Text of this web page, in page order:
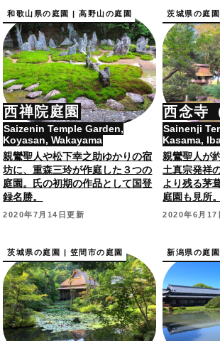
和歌山県の庭園 | 高野山の庭園
西禅院庭園
Saizenin Temple Garden,
Koyasan, Wakayama
親鸞聖人や松下幸之助ゆかりの宿
坊に、重森三玲が作庭した３つの
庭園。氏の初期の作品として国登
録名勝。
2020年7月14日更新
茨城県の庭
西念寺
Sainenji
Kasama,
親鸞聖人が
土真宗発祥
より残る茅
庭園も見所。
2020年6月17
茨城県の庭園 | 笠間市の庭園